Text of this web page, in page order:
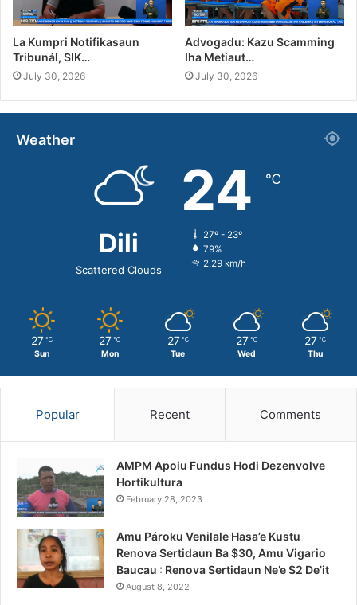
La Kumpri Notifikasaun
Tribunál, SIK…
July 30, 2026
Advogadu: Kazu Scamming
Iha Metiaut…
July 30, 2026
Weather
Dili
Scattered Clouds
24 ℃
27º - 23º
79%
2.29 km/h
27 ℃
Sun
27 ℃
Mon
27 ℃
Tue
27 ℃
Wed
27 ℃
Thu
Popular Recent Comments
AMPM Apoiu Fundus Hodi Dezenvolve
Hortikultura
February 28, 2023
Amu Pároku Venilale Hasa’e Kustu
Renova Sertidaun Ba $30, Amu Vigario
Baucau : Renova Sertidaun Ne’e $2 De’it
August 8, 2022